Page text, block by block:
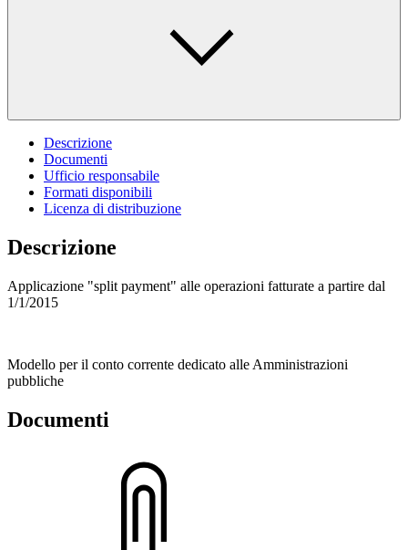
Descrizione
Documenti
Ufficio responsabile
Formati disponibili
Licenza di distribuzione
Descrizione
Applicazione "split payment" alle operazioni fatturate a partire dal
1/1/2015
Modello per il conto corrente dedicato alle Amministrazioni
pubbliche
Documenti